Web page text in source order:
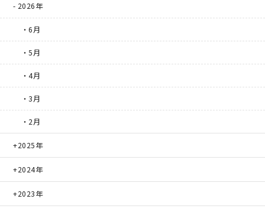
nattoku住宅 10のこだわり
理想の暮らしを引き出すデザイン力
家具まで標準仕様の空間コーディネート
身体に優しい自然素材の家
耐震等級3 & 許容応力度計算 全棟標準
2026年
・6月
・5月
・4月
・3月
・2月
2025年
2024年
2023年